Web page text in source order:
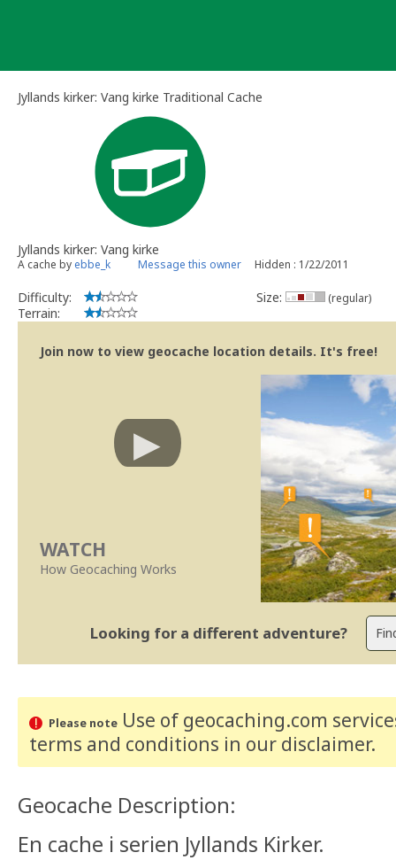
Jyllands kirker: Vang kirke Traditional Cache
Jyllands kirker: Vang kirke
A cache by ebbe_k Message this owner Hidden : 1/22/2011
Difficulty:
Terrain:
Size: (regular)
Join now to view geocache location details. It's free!
WATCH
How Geocaching Works
Looking for a different adventure?
Please noteUse of geocaching.com
terms and conditions in our disclaimer.
Geocache Description:
En cache i serien Jyllands Kirker.